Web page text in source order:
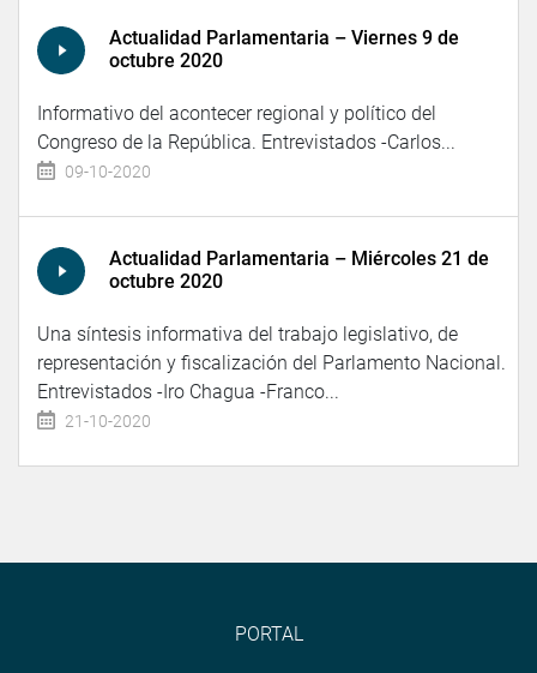
Actualidad Parlamentaria – Viernes 9 de
octubre 2020
Informativo del acontecer regional y político del
Congreso de la República. Entrevistados -Carlos...
09-10-2020
Actualidad Parlamentaria – Miércoles 21 de
octubre 2020
Una síntesis informativa del trabajo legislativo, de
representación y fiscalización del Parlamento Nacional.
Entrevistados -Iro Chagua -Franco...
21-10-2020
PORTAL